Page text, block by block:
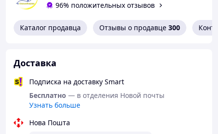
96% положительных отзывов
Каталог продавца Отзывы о продавце 300
Доставка
Подписка на доставку Smart
Бесплатно — в отделения Новой почты
Узнать больше
Нова Пошта